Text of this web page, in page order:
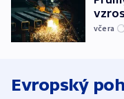
včera
Evropský